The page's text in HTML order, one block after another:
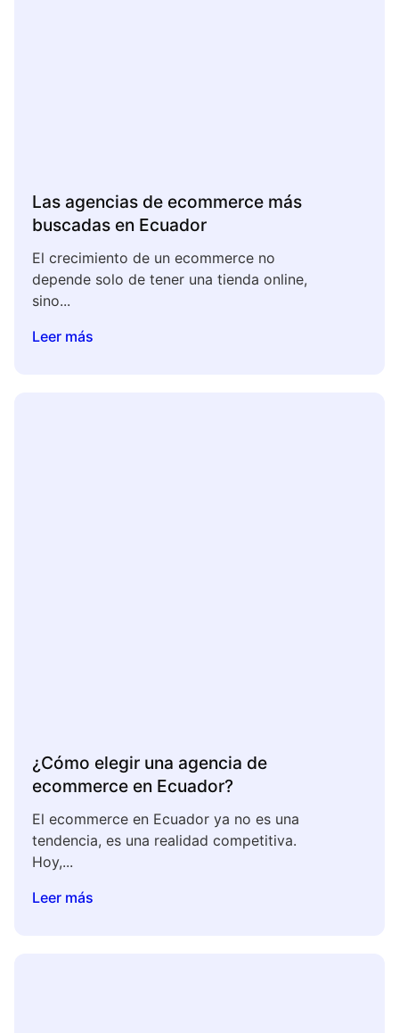
Las agencias de ecommerce más
buscadas en Ecuador
El crecimiento de un ecommerce no
depende solo de tener una tienda online,
sino...
Leer más
¿Cómo elegir una agencia de
ecommerce en Ecuador?
El ecommerce en Ecuador ya no es una
tendencia, es una realidad competitiva.
Hoy,...
Leer más